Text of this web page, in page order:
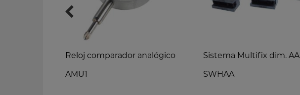
Reloj comparador analógico
AMU1
Sistema Multifix dim. AA
SWHAA